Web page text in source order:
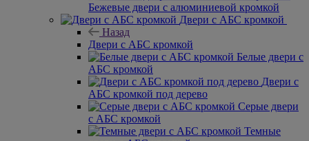
Бежевые двери с алюминиевой кромкой
Двери с АБС кромкой
Назад
Двери с АБС кромкой
Белые двери с
АБС кромкой
Двери с
АБС кромкой под дерево
Серые двери
с АБС кромкой
Темные